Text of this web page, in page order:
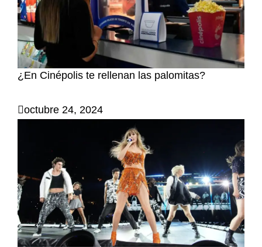
¿En Cinépolis te rellenan las palomitas?
octubre 24, 2024